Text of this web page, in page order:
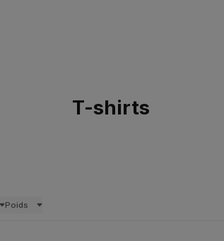
T-shirts
Poids